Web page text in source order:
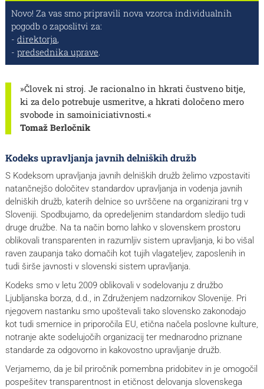
Novo! Za vas smo pripravili nova vzorca individualnih
pogodb o zaposlitvi za:
- direktorja,
- predsednika uprave.
»Človek ni stroj. Je racionalno in hkrati čustveno bitje,
ki za delo potrebuje usmeritve, a hkrati določeno mero
svobode in samoiniciativnosti.«
Tomaž Berločnik
Kodeks upravljanja javnih delniških družb
S Kodeksom upravljanja javnih delniških družb želimo vzpostaviti
natančnejšo določitev standardov upravljanja in vodenja javnih
delniških družb, katerih delnice so uvrščene na organizirani trg v
Sloveniji. Spodbujamo, da opredeljenim standardom sledijo tudi
druge družbe. Na ta način bomo lahko v slovenskem prostoru
oblikovali transparenten in razumljiv sistem upravljanja, ki bo višal
raven zaupanja tako domačih kot tujih vlagateljev, zaposlenih in
tudi širše javnosti v slovenski sistem upravljanja.
Kodeks smo v letu 2009 oblikovali v sodelovanju z družbo
Ljubljanska borza, d.d., in Združenjem nadzornikov Slovenije. Pri
njegovem nastanku smo upoštevali tako slovensko zakonodajo
kot tudi smernice in priporočila EU, etična načela poslovne kulture,
notranje akte sodelujočih organizacij ter mednarodno priznane
standarde za odgovorno in kakovostno upravljanje družb.
Verjamemo, da je bil priročnik pomembna pridobitev in je omogočil
pospešitev transparentnost in etičnost delovanja slovenskega